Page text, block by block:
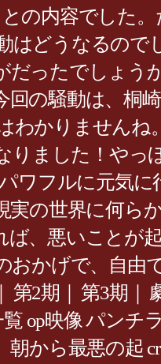
の内容でした
どうなるので
ったでしょう
の騒動は、桐
わかりません
ました！やっ
ワフルに元気
の世界に何ら
、悪いことが
おかげで、自
2期｜ 第3期｜
op映像 パンチ
ら最悪の起